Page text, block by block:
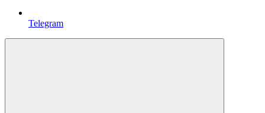
Telegram